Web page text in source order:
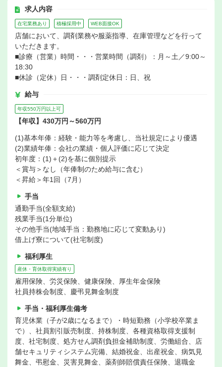
求人内容
在宅業務あり 積極採用中 WEB面接OK
店舗において、調剤業務や服薬指導、在庫管理などを行って
いただきます。
■診療（営業）時間・・・営業時間（調剤）：月～土／9:00～
18:30
■休診（定休）日・・・調剤定休日：日、祝
給与
年収550万円以上可
【年収】430万円～560万円
(1)基本年俸：経験・能力等を考慮し、当社規定により優遇
(2)業績年俸：会社の業績・個人評価に応じて決定
初年度：(1)＋(2)を基に個別提示
＜賞与＞なし（年俸制のため給与に含む）
＜昇給＞年1回（7月）
手当
通勤手当(全額支給)
残業手当(1分単位)
その他手当(地域手当：勤務地に応じて変動あり)
借上げ寮について(社宅制度)
福利厚生
産休・育休取得実績有り
雇用保険、労災保険、健康保険、厚生年金保険
社員持株会制度、慶弔見舞金制度
手当・福利厚生備考
育児休業（子が2歳になるまで）・時短勤務（小学校卒業ま
で）、社員割引販売制度、持株制度、各種資格取得支援制
度、社宅制度、処方せん調剤負担金補助制度、労働組合、店
舗セキュリティシステム完備、結婚祝金、出産祝金、病気見
舞金、弔慰金、災害見舞金、薬剤師賠償責任保険、退職金